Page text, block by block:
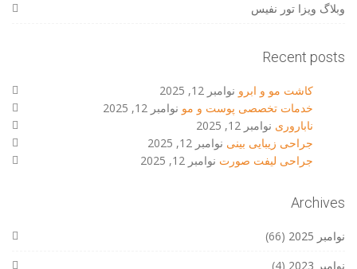
وبلاگ ویزا تور نفیس
Recent posts
کاشت مو و ابرو نوامبر 12, 2025
خدمات تخصصی پوست و مو نوامبر 12, 2025
ناباروری نوامبر 12, 2025
جراحی زیبایی بینی نوامبر 12, 2025
جراحی لیفت صورت نوامبر 12, 2025
Archives
نوامبر 2025
(66)
نوامبر 2023
(4)